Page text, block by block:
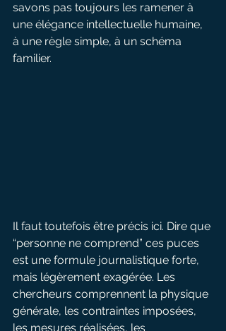
savons pas toujours les ramener à
une élégance intellectuelle humaine,
à une règle simple, à un schéma
familier.
Il faut toutefois être précis ici. Dire que
“personne ne comprend” ces puces
est une formule journalistique forte,
mais légèrement exagérée. Les
chercheurs comprennent la physique
générale, les contraintes imposées,
les mesures réalisées, les